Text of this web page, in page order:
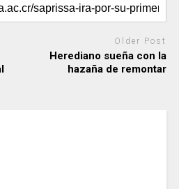
Older Post
Herediano sueña con la
hazaña de remontar